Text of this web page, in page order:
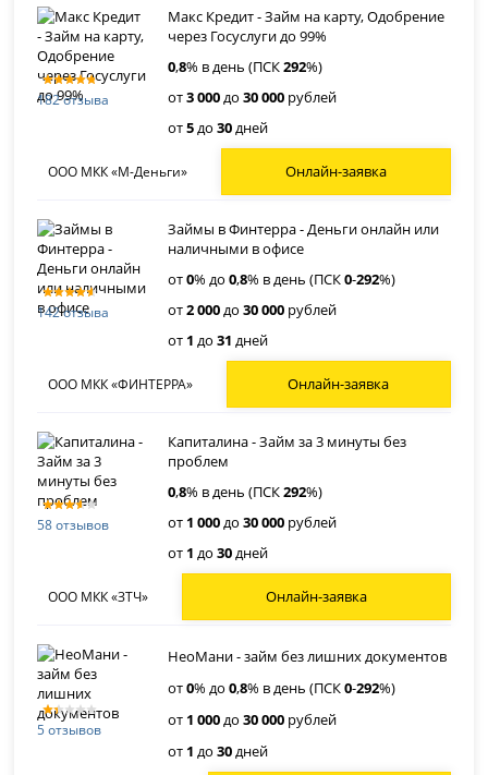
182 отзыва
Макс Кредит - Займ на карту, Одобрение
через Госуслуги до 99%
0,8% в день (ПСК292%)
от3 000до30 000 рублей
от5до30дней
ООО МКК «М-Деньги» Онлайн-заявка
142 отзыва
Займы в Финтерра - Деньги онлайн или
наличными в офисе
от0% до0,8% в день (ПСК0-292%)
от2 000до30 000 рублей
от 1 до31 дней
ООО МКК «ФИНТЕРРА» Онлайн-заявка
58 отзывов
Капиталина - Займ за 3 минуты без
проблем
0,8% в день (ПСК292%)
от 1 000до30 000 рублей
от 1 до30дней
ООО МКК «ЗТЧ» Онлайн-заявка
5 отзывов
НеоМани - займ без лишних документов
от0% до0,8% в день (ПСК0-292%)
от 1 000до30 000 рублей
от 1 до30дней